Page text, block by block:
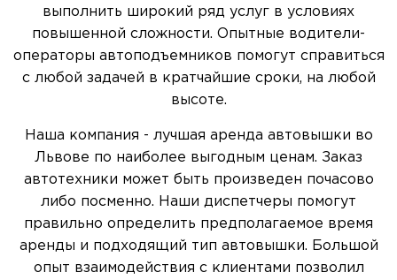
выполнить широкий ряд услуг в условиях
повышенной сложности. Опытные водители-
операторы автоподъемников помогут справиться
с любой задачей в кратчайшие сроки, на любой
высоте.
Наша компания - лучшая аренда автовышки во
Львове по наиболее выгодным ценам. Заказ
автотехники может быть произведен почасово
либо посменно. Наши диспетчеры помогут
правильно определить предполагаемое время
аренды и подходящий тип автовышки. Большой
опыт взаимодействия с клиентами позволил